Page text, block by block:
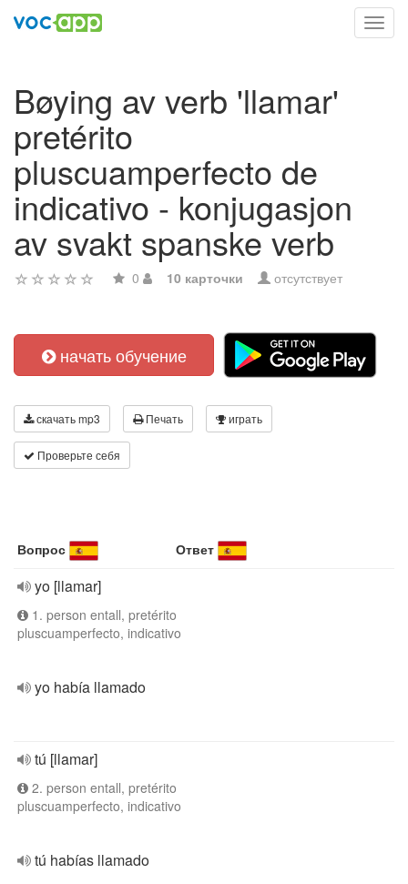
Bøying av verb 'llamar'
pretérito
pluscuamperfecto de
indicativo - konjugasjon
av svakt spanske verb
0 10 карточки отсутствует
начать обучение
скачать mp3 Печать играть
Проверьте себя
Вопрос Ответ
yo [llamar]
1. person entall, pretérito
pluscuamperfecto, indicativo
yo había llamado
tú [llamar]
2. person entall, pretérito
pluscuamperfecto, indicativo
tú habías llamado